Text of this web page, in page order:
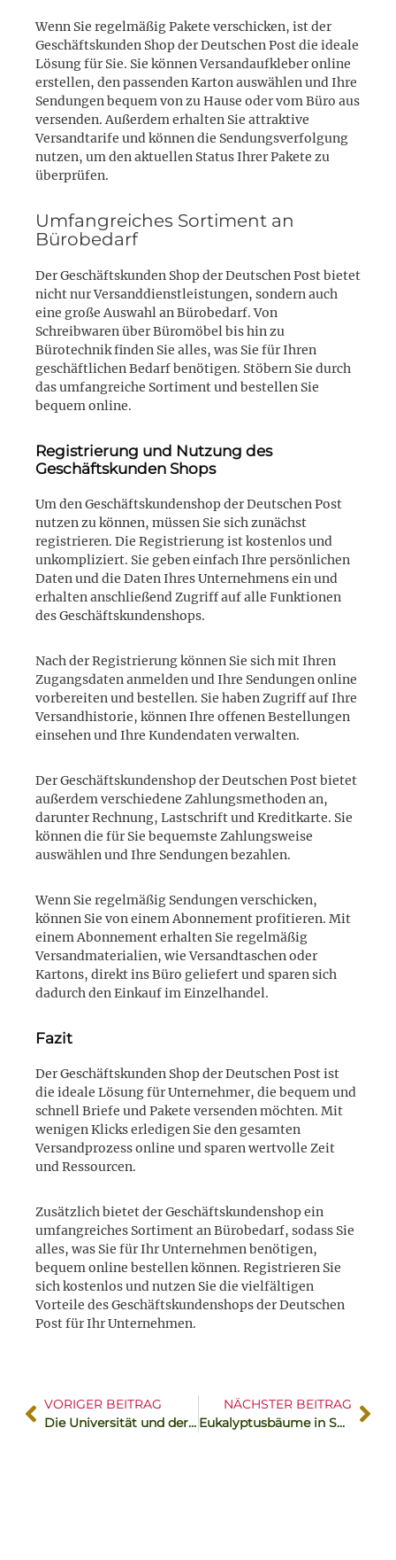
Wenn Sie regelmäßig Pakete verschicken, ist der
Geschäftskunden Shop der Deutschen Post die ideale
Lösung für Sie. Sie können Versandaufkleber online
erstellen, den passenden Karton auswählen und Ihre
Sendungen bequem von zu Hause oder vom Büro aus
versenden. Außerdem erhalten Sie attraktive
Versandtarife und können die Sendungsverfolgung
nutzen, um den aktuellen Status Ihrer Pakete zu
überprüfen.
Umfangreiches Sortiment an
Bürobedarf
Der Geschäftskunden Shop der Deutschen Post bietet
nicht nur Versanddienstleistungen, sondern auch
eine große Auswahl an Bürobedarf. Von
Schreibwaren über Büromöbel bis hin zu
Bürotechnik finden Sie alles, was Sie für Ihren
geschäftlichen Bedarf benötigen. Stöbern Sie durch
das umfangreiche Sortiment und bestellen Sie
bequem online.
Registrierung und Nutzung des
Geschäftskunden Shops
Um den Geschäftskundenshop der Deutschen Post
nutzen zu können, müssen Sie sich zunächst
registrieren. Die Registrierung ist kostenlos und
unkompliziert. Sie geben einfach Ihre persönlichen
Daten und die Daten Ihres Unternehmens ein und
erhalten anschließend Zugriff auf alle Funktionen
des Geschäftskundenshops.
Nach der Registrierung können Sie sich mit Ihren
Zugangsdaten anmelden und Ihre Sendungen online
vorbereiten und bestellen. Sie haben Zugriff auf Ihre
Versandhistorie, können Ihre offenen Bestellungen
einsehen und Ihre Kundendaten verwalten.
Der Geschäftskundenshop der Deutschen Post bietet
außerdem verschiedene Zahlungsmethoden an,
darunter Rechnung, Lastschrift und Kreditkarte. Sie
können die für Sie bequemste Zahlungsweise
auswählen und Ihre Sendungen bezahlen.
Wenn Sie regelmäßig Sendungen verschicken,
können Sie von einem Abonnement profitieren. Mit
einem Abonnement erhalten Sie regelmäßig
Versandmaterialien, wie Versandtaschen oder
Kartons, direkt ins Büro geliefert und sparen sich
dadurch den Einkauf im Einzelhandel.
Fazit
Der Geschäftskunden Shop der Deutschen Post ist
die ideale Lösung für Unternehmer, die bequem und
schnell Briefe und Pakete versenden möchten. Mit
wenigen Klicks erledigen Sie den gesamten
Versandprozess online und sparen wertvolle Zeit
und Ressourcen.
Zusätzlich bietet der Geschäftskundenshop ein
umfangreiches Sortiment an Bürobedarf, sodass Sie
alles, was Sie für Ihr Unternehmen benötigen,
bequem online bestellen können. Registrieren Sie
sich kostenlos und nutzen Sie die vielfältigen
Vorteile des Geschäftskundenshops der Deutschen
Post für Ihr Unternehmen.
VORIGER BEITRAG
Die Universität und der historische Bezirk von Alcalá de Henares
NÄCHSTER BEITRAG
Eukalyptusbäume in Spanien